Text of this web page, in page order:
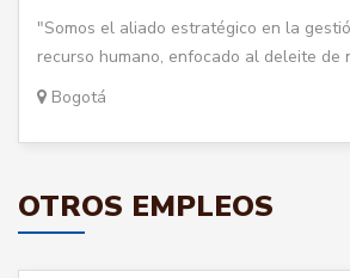
"Somos el aliado estratégico en la
recurso humano, enfocado al deleite de
Bogotá
OTROS EMPLEOS